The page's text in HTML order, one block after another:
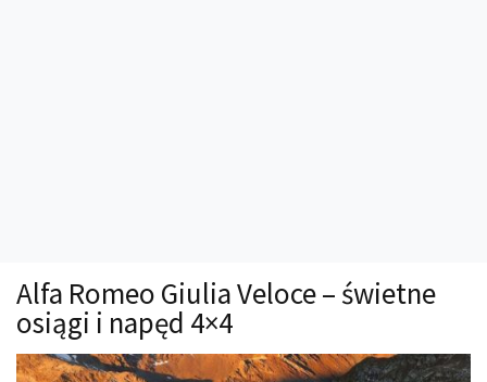
Technika jazdy
Oświetlenie
Kalkulatory
Alfa Romeo Giulia Veloce – świetne
osiągi i napęd 4×4